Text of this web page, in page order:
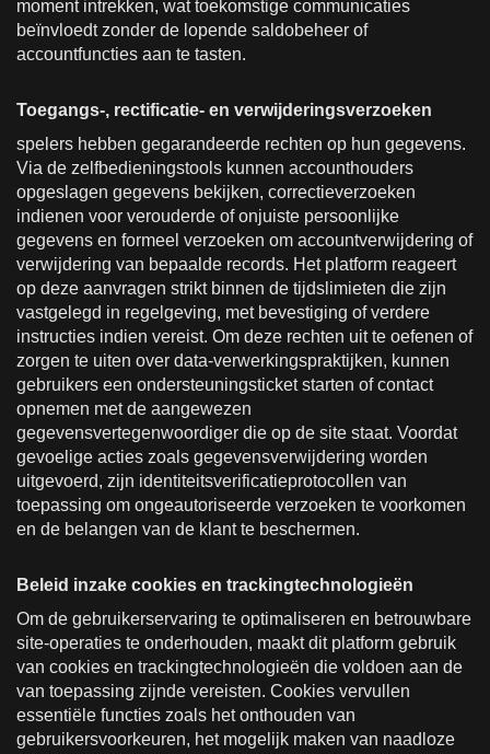
moment intrekken, wat toekomstige communicaties
beïnvloedt zonder de lopende saldobeheer of
accountfuncties aan te tasten.
Toegangs-, rectificatie- en verwijderingsverzoeken
spelers hebben gegarandeerde rechten op hun gegevens.
Via de zelfbedieningstools kunnen accounthouders
opgeslagen gegevens bekijken, correctieverzoeken
indienen voor verouderde of onjuiste persoonlijke
gegevens en formeel verzoeken om accountverwijdering of
verwijdering van bepaalde records. Het platform reageert
op deze aanvragen strikt binnen de tijdslimieten die zijn
vastgelegd in regelgeving, met bevestiging of verdere
instructies indien vereist. Om deze rechten uit te oefenen of
zorgen te uiten over data-verwerkingspraktijken, kunnen
gebruikers een ondersteuningsticket starten of contact
opnemen met de aangewezen
gegevensvertegenwoordiger die op de site staat. Voordat
gevoelige acties zoals gegevensverwijdering worden
uitgevoerd, zijn identiteitsverificatieprotocollen van
toepassing om ongeautoriseerde verzoeken te voorkomen
en de belangen van de klant te beschermen.
Beleid inzake cookies en trackingtechnologieën
Om de gebruikerservaring te optimaliseren en betrouwbare
site-operaties te onderhouden, maakt dit platform gebruik
van cookies en trackingtechnologieën die voldoen aan de
van toepassing zijnde vereisten. Cookies vervullen
essentiële functies zoals het onthouden van
gebruikersvoorkeuren, het mogelijk maken van naadloze